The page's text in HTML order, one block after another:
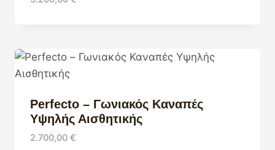
Perfecto – Γωνιακός Καναπές
Υψηλής Αισθητικής
2.700,00 €